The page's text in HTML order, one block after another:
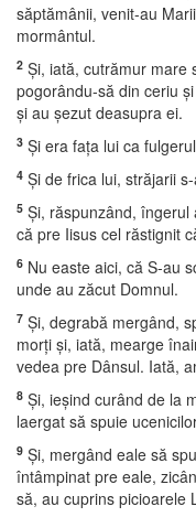
săptămânii, venit-au
mormântul.
2 Şi, iată, cutrămur mare
pogorându-să din ceriu
şi au şezut deasupra ei.
3 Şi era faţa lui ca
4 Şi de frica lui, străjarii
5 Şi, răspunzând, îngerul
că pre Iisus cel răstignit
6 Nu easte aici, că S-au
unde au zăcut Domnul.
7 Şi, degrabă mergând,
morţi şi, iată, mearge
vedea pre Dânsul. Iată,
8 Şi, ieşind curând de la
laergat să spuie
9 Şi, mergând eale să
întâmpinat pre eale,
să, au cuprins picioarele